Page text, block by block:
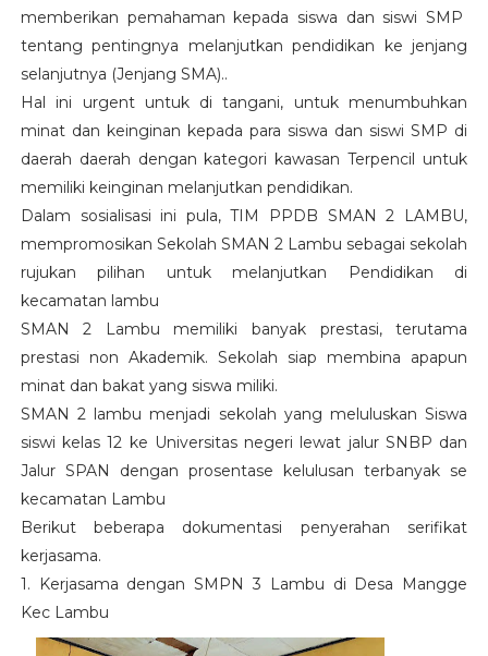
memberikan pemahaman kepada siswa dan siswi SMP
tentang pentingnya melanjutkan pendidikan ke jenjang
selanjutnya (Jenjang SMA)..
Hal ini urgent untuk di tangani, untuk menumbuhkan
minat dan keinginan kepada para siswa dan siswi SMP di
daerah daerah dengan kategori kawasan Terpencil untuk
memiliki keinginan melanjutkan pendidikan.
Dalam sosialisasi ini pula, TIM PPDB SMAN 2 LAMBU,
mempromosikan Sekolah SMAN 2 Lambu sebagai sekolah
rujukan pilihan untuk melanjutkan Pendidikan di
kecamatan lambu
SMAN 2 Lambu memiliki banyak prestasi, terutama
prestasi non Akademik. Sekolah siap membina apapun
minat dan bakat yang siswa miliki.
SMAN 2 lambu menjadi sekolah yang meluluskan Siswa
siswi kelas 12 ke Universitas negeri lewat jalur SNBP dan
Jalur SPAN dengan prosentase kelulusan terbanyak se
kecamatan Lambu
Berikut beberapa dokumentasi penyerahan serifikat
kerjasama.
1. Kerjasama dengan SMPN 3 Lambu di Desa Mangge
Kec Lambu